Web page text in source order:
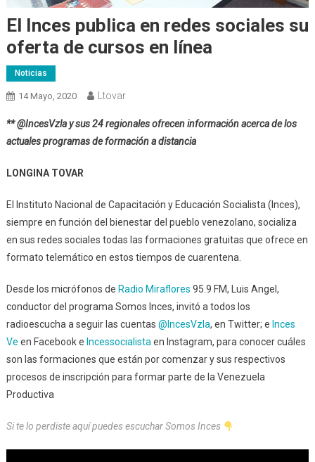
El Inces publica en redes sociales su
oferta de cursos en línea
Noticias
14 Mayo, 2020 Ltovar
** @IncesVzla y sus 24 regionales ofrecen información acerca de los
actuales programas de formación a distancia
LONGINA TOVAR
El Instituto Nacional de Capacitación y Educación Socialista (Inces),
siempre en función del bienestar del pueblo venezolano, socializa
en sus redes sociales todas las formaciones gratuitas que ofrece en
formato telemático en estos tiempos de cuarentena.
Desde los micrófonos de Radio Miraflores 95.9 FM, Luis Angel,
conductor del programa Somos Inces, invitó a todos los
radioescucha a seguir las cuentas @IncesVzla, en Twitter; e Inces
Ve en Facebook e Incessocialistaen Instagram, para conocer cuáles
son las formaciones que están por comenzar y sus respectivos
procesos de inscripción para formar parte de la Venezuela
Productiva
Si te lo perdiste aquí puedes escuchar Somos Inces